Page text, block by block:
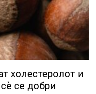
холестеролот и
се добри